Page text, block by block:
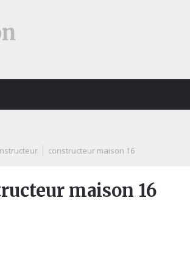
constructeur maison 16
maison 16